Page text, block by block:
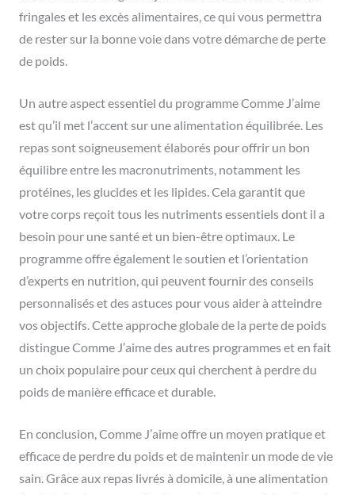
fringales et les excès alimentaires, ce qui vous permettra
de rester sur la bonne voie dans votre démarche de perte
de poids.
Un autre aspect essentiel du programme Comme J’aime
est qu’il met l’accent sur une alimentation équilibrée. Les
repas sont soigneusement élaborés pour offrir un bon
équilibre entre les macronutriments, notamment les
protéines, les glucides et les lipides. Cela garantit que
votre corps reçoit tous les nutriments essentiels dont il a
besoin pour une santé et un bien-être optimaux. Le
programme offre également le soutien et l’orientation
d’experts en nutrition, qui peuvent fournir des conseils
personnalisés et des astuces pour vous aider à atteindre
vos objectifs. Cette approche globale de la perte de poids
distingue Comme J’aime des autres programmes et en fait
un choix populaire pour ceux qui cherchent à perdre du
poids de manière efficace et durable.
En conclusion, Comme J’aime offre un moyen pratique et
efficace de perdre du poids et de maintenir un mode de vie
sain. Grâce aux repas livrés à domicile, à une alimentation